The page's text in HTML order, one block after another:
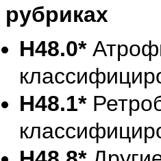
рубриках
H48.0*
H48.1*